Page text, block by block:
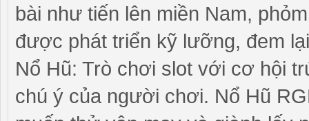
bài như tiến lên miền Nam,
được phát triển kỹ lưỡng, đem
Nổ Hũ: Trò chơi slot với cơ hội
chú ý của người chơi. Nổ Hũ